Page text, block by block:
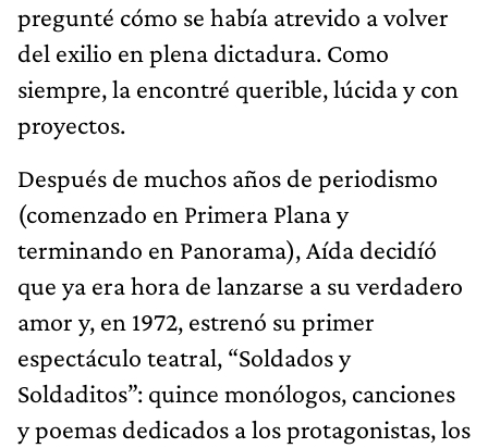
pregunté cómo se había atrevido a volver
del exilio en plena dictadura. Como
siempre, la encontré querible, lúcida y con
proyectos.
Después de muchos años de periodismo
(comenzado en Primera Plana y
terminando en Panorama), Aída decidíó
que ya era hora de lanzarse a su verdadero
amor y, en 1972, estrenó su primer
espectáculo teatral, “Soldados y
Soldaditos”: quince monólogos, canciones
y poemas dedicados a los protagonistas, los